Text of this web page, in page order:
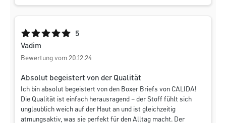
Durchschnittliche Bewertung von 5 von 5 Sternen
5
Vadim
Bewertung vom 20.12.24
Absolut begeistert von der Qualität
Ich bin absolut begeistert von den Boxer Briefs von CALIDA!
Die Qualität ist einfach herausragend – der Stoff fühlt sich
unglaublich weich auf der Haut an und ist gleichzeitig
atmungsaktiv, was sie perfekt für den Alltag macht. Der